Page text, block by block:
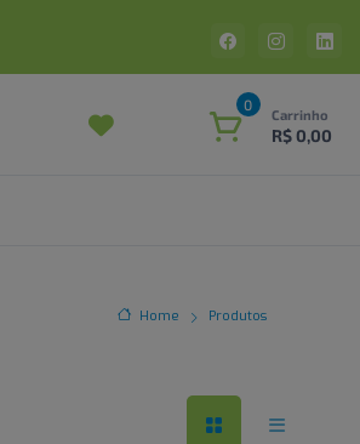
0
Carrinho
R$ 0,00
Home Produtos